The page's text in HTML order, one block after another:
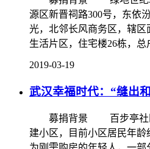
源区新晋祠路300号，东依
光，北邻长风商务区，辖
生活片区，住宅楼26栋，总
2019-03-19
武汉幸福时代：“缝出
募捐背景 百步亭社区
建小区，目前小区居民年